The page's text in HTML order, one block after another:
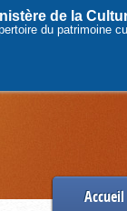
de la
du patrimoine
Accueil